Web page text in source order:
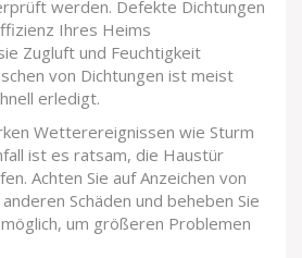
werden. Defekte Dichtungen
Ihres Heims
Zugluft und Feuchtigkeit
von Dichtungen ist meist
erledigt.
Wetterereignissen wie Sturm
ist es ratsam, die Haustür
Achten Sie auf Anzeichen von
Schäden und beheben Sie
um größeren Problemen